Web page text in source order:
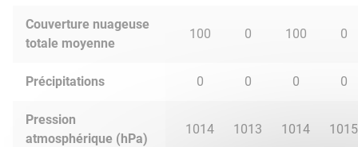
Couverture nuageuse
totale moyenne
100 0 100 0
Précipitations 0 0 0 0
Pression
atmosphérique (hPa)
1014 1013 1014 1015